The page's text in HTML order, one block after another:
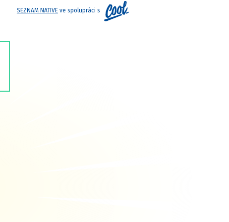
SEZNAM NATIVEve spolupráci s